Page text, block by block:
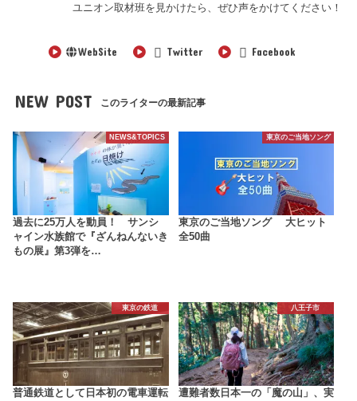
ユニオン取材班を見かけたら、ぜひ声をかけてください！
WebSite Twitter Facebook
NEW POST このライターの最新記事
NEWS&TOPICS
過去に25万人を動員！ サンシ
ャイン水族館で『ざんねんないき
もの展』第3弾を…
東京のご当地ソング
東京のご当地ソング 大ヒット
全50曲
東京の鉄道
普通鉄道として日本初の電車運転
八王子市
遭難者数日本一の「魔の山」、実